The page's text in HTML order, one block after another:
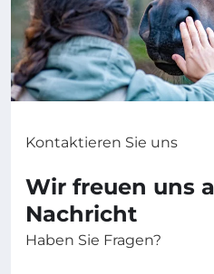
Kontaktieren Sie uns
Wir freuen uns
Nachricht
Haben Sie Fragen?